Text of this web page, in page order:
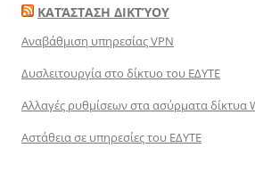
ΚΑΤΆΣΤΑΣΗ ΔΙΚΤΎΟΥ
Αναβάθμιση υπηρεσίας VPN
Δυσλειτουργία στο δίκτυο του ΕΔΥΤΕ
Αλλαγές ρυθμίσεων στα ασύρματα δίκτυα
Αστάθεια σε υπηρεσίες του ΕΔΥΤΕ